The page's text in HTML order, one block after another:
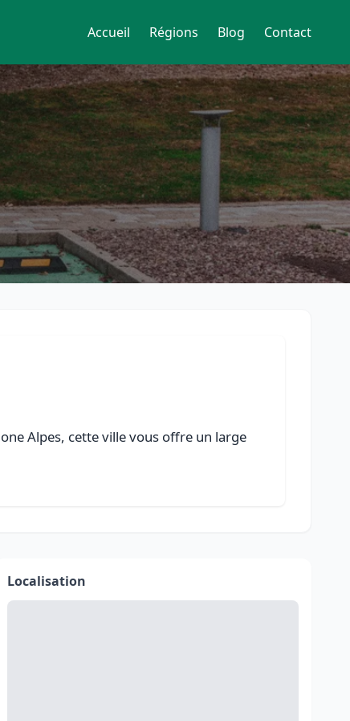
Accueil Régions Blog Contact
Alpes, cette ville vous offre un large
Localisation